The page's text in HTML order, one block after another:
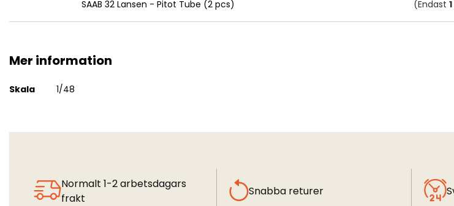
(Endast 1
SAAB 32 Lansen - Pitot Tube (2 pcs)
Mer information
Mer
Skala 1/48
Normalt 1-2 arbetsdagars
frakt
Snabba returer